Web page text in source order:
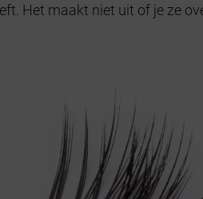
Het maakt niet uit of je ze